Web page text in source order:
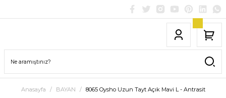
Anasayfa BAYAN 8065 Oysho Uzun Tayt Açık Mavi L - Antrasit